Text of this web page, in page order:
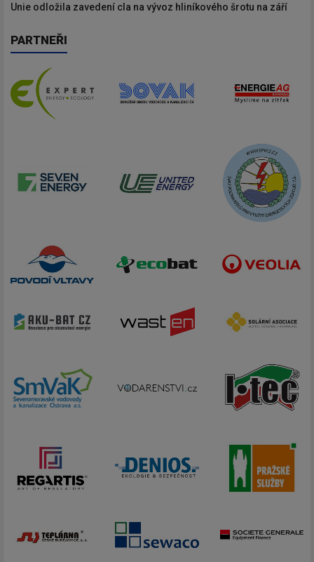
Unie odložila zavedení cla na vývoz hliníkového šrotu na září
PARTNEŘI